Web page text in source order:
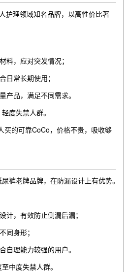
护理领域知名品牌，以高性价比著
料，应对突发情况；
日常长期使用；
产品，满足不同需求。
度失禁人群。
买的可靠CoCo，价格不贵，吸收够
裤老牌品牌，在防漏设计上有优势。
计，有效防止侧漏后漏；
同身形；
自理能力较强的用户。
中度失禁人群。